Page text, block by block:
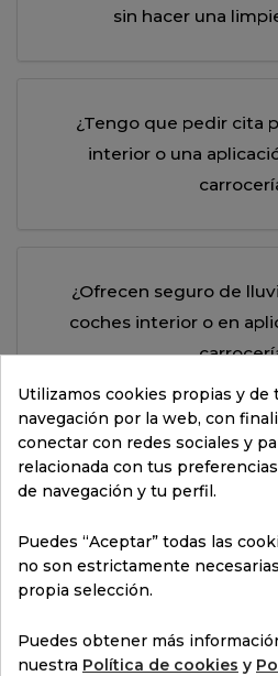
sin hacer una
¿Tengo que pedir cita
interior o una
¿Ofrecen seguro de
coches interior o en
¿Cómo cancelar o
¿Qué sucede si llevo el
para una
Utilizamos cookies propias y de
navegación por la web, con
conectar con redes sociales y
relacionada con tus
de navegación y tu perfil.
Puedes “Aceptar” todas las
no son estrictamente
propia selección.
Puedes obtener más
nuestra Política de cookies y